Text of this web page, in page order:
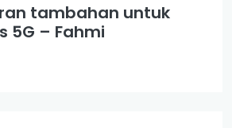
tambahan untuk
5G – Fahmi